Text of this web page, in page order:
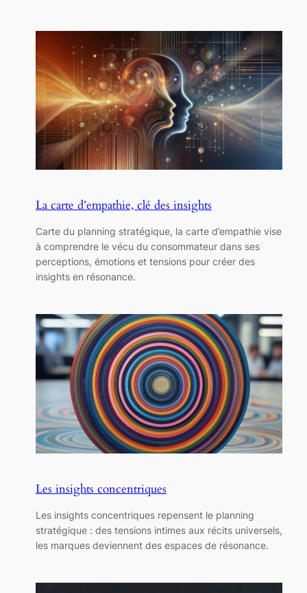
La carte d’empathie, clé des insights
Carte du planning stratégique, la carte d’empathie vise
à comprendre le vécu du consommateur dans ses
perceptions, émotions et tensions pour créer des
insights en résonance.
Les insights concentriques
Les insights concentriques repensent le planning
stratégique : des tensions intimes aux récits universels,
les marques deviennent des espaces de résonance.